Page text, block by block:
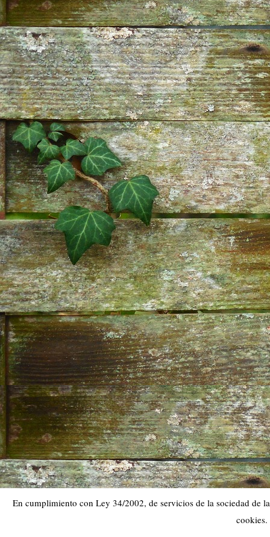
En cumplimiento con Ley 34/2002, de servicios de la sociedad de
cookies.